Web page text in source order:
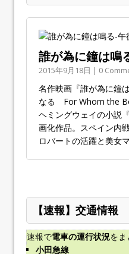
誰が為に鐘は鳴
2015年9月18日 | 0
名作映画『誰が為に鐘
なる For Whom the
ヘミングウェイの小説
画化作品。スペイン内
ロバートの活躍と美女
【速報】交通情報
速報で電車の運行状況をま
小田急線